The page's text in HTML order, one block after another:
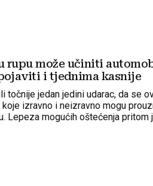
rupu može učiniti
i tjednima kasnije
točnije jedan jedini udarac, da se
izravno i neizravno mogu
Lepeza mogućih oštećenja pritom